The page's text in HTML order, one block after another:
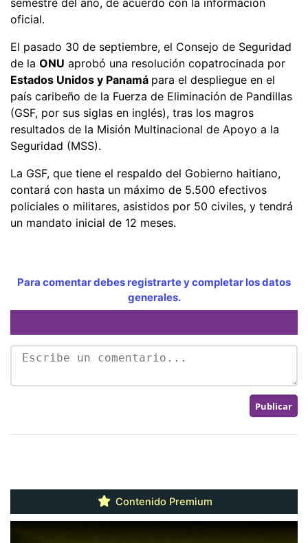
oficial.
El pasado 30 de septiembre, el Consejo de Seguridad
de la ONU aprobó una resolución copatrocinada por
Estados Unidos y Panamá para el despliegue en el
país caribeño de la Fuerza de Eliminación de Pandillas
(GSF, por sus siglas en inglés), tras los magros
resultados de la Misión Multinacional de Apoyo a la
Seguridad (MSS).
La GSF, que tiene el respaldo del Gobierno haitiano,
contará con hasta un máximo de 5.500 efectivos
policiales o militares, asistidos por 50 civiles, y tendrá
un mandato inicial de 12 meses.
Para comentar debes registrarte y completar los datos
generales.
Contenido Premium